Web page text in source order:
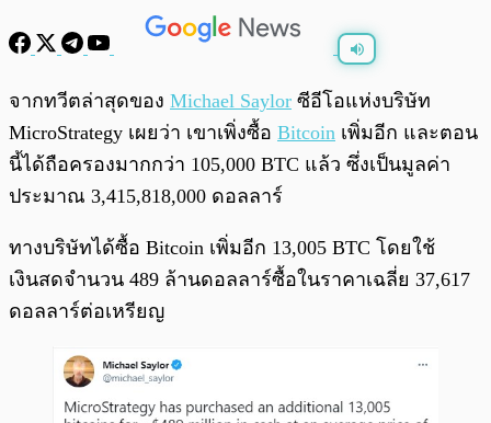
พร้อมเล่น 0:00/0:00
จากทวีตล่าสุดของ Michael Saylor ซีอีโอแห่งบริษัท
MicroStrategy เผยว่า เขาเพิ่งซื้อ Bitcoin เพิ่มอีก และตอน
นี้ได้ถือครองมากกว่า 105,000 BTC แล้ว ซึ่งเป็นมูลค่า
ประมาณ 3,415,818,000 ดอลลาร์
ทางบริษัทได้ซื้อ Bitcoin เพิ่มอีก 13,005 BTC โดยใช้
เงินสดจำนวน 489 ล้านดอลลาร์ซื้อในราคาเฉลี่ย 37,617
ดอลลาร์ต่อเหรียญ